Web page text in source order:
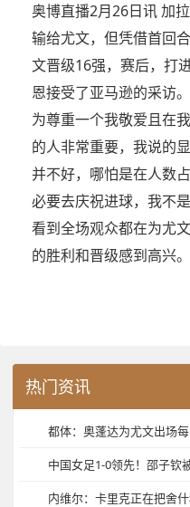
奥博直播2月26日讯 加
输给尤文，但凭借首回
文晋级16强，赛后，打
恩接受了亚马逊的采访
为尊重一个我敬爱且在
的人非常重要，我说的
并不好，哪怕是在人数
必要去庆祝进球，我不
看到全场观众都在为尤
的胜利和晋级感到高兴
热门资讯